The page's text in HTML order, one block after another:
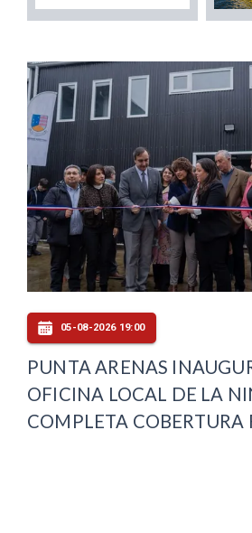
05-08-2026 19:00
PUNTA ARENAS
OFICINA LOCAL DE LA
COMPLETA COBERTURA